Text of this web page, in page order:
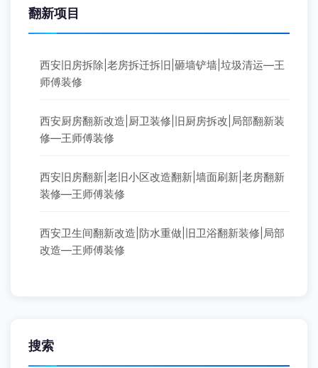
翻新项目
西安旧房拆除|老房拆迁拆旧|砸墙铲墙|垃圾清运—王
师傅装修
西安厨房翻新改造|厨卫装修|旧厨房拆改|局部翻新装
修—王师傅装修
西安旧房翻新|老旧小区改造翻新|墙面刷新|老房翻新
装修—王师傅装修
西安卫生间翻新改造|防水重做|旧卫浴翻新装修|局部
改造—王师傅装修
搜索